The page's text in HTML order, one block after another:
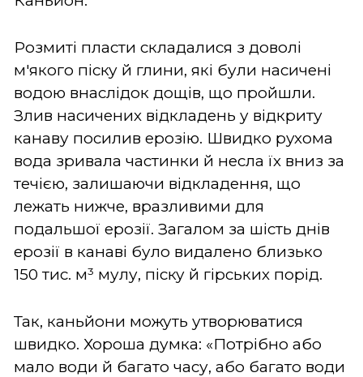
Розмиті пласти складалися з доволі
м'якого піску й глини, які були насичені
водою внаслідок дощів, що пройшли.
Злив насичених відкладень у відкриту
канаву посилив ерозію. Швидко рухома
вода зривала частинки й несла їх вниз за
течією, залишаючи відкладення, що
лежать нижче, вразливими для
подальшої ерозії. Загалом за шість днів
ерозії в канаві було видалено близько
150 тис. м³ мулу, піску й гірських порід.
Так, каньйони можуть утворюватися
швидко. Хороша думка: «Потрібно або
мало води й багато часу, або багато води